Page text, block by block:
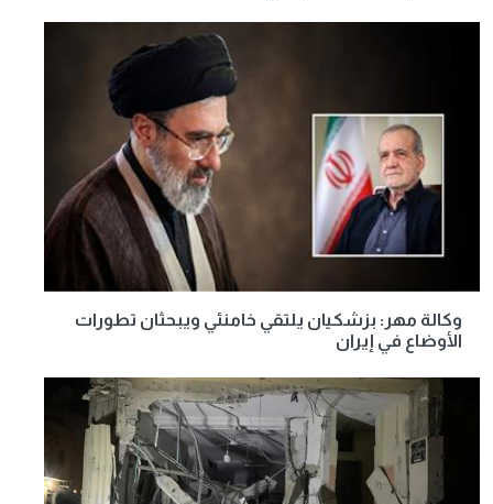
وكالة مهر: بزشكيان يلتقي خامنئي ويبحثان تطورات
الأوضاع في إيران